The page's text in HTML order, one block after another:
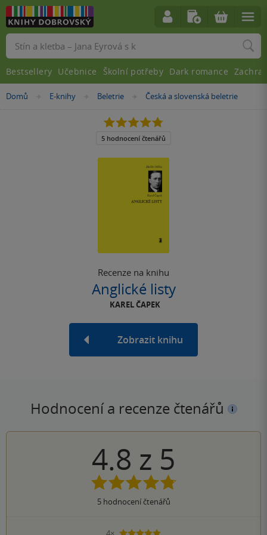
Nacházíte
Domů »
E-knihy »
Beletrie »
Česká a slovenská beletrie
Recenze na knihu
Anglické listy
KAREL ČAPEK
Zobrazit knihu
4.8
z
5
5 hodnocení čtenářů
Hodnocení a recenze čtenářů
4.8 z 5
5hodnocení čtenářů
Vyhledávání
Bestsellery Učebnice Školní potřeby Dark romance